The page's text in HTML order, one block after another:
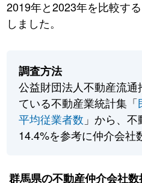
2019年と2023年を比較す
しました。
調査方法
公益財団法人不動産流
ている不動産業統計集「
平均従業者数 」から、
14.4%を参考に仲介会社
群馬県の不動産仲介会社数